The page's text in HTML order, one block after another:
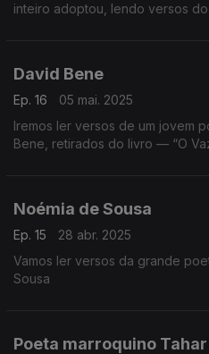
inteiro adoptou, lendo versos
David Bene
Ep. 16
05 mai. 2025
Iremos ler versos de um jovem
Bene, retirados do livro — “O
Noémia de Sousa
Ep. 15
28 abr. 2025
Vamos ler versos da grande
Sousa
Poeta marroquino